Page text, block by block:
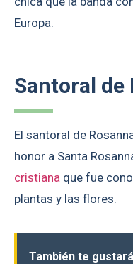
Europa.
Santoral de
El santoral de
honor a Santa
cristiana que fue
plantas y las flores.
También te